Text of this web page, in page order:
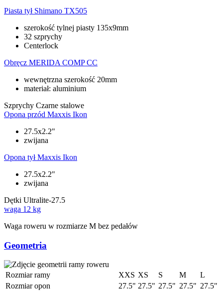
Piasta tył Shimano TX505
szerokość tylnej piasty 135x9mm
32 szprychy
Centerlock
Obręcz MERIDA COMP CC
wewnętrzna szerokość 20mm
materiał: aluminium
Szprychy Czarne stalowe
Opona przód Maxxis Ikon
27.5x2.2"
zwijana
Opona tył Maxxis Ikon
27.5x2.2"
zwijana
Dętki Ultralite-27.5
waga 12 kg
Waga roweru w rozmiarze M bez pedałów
Geometria
Rozmiar ramy XXS XS S M
L
Rozmiar opon
27.5" 27.5" 27.5" 27.5" 27.5"